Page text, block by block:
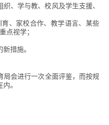
、学与教、校风及学生支援、
、家校合作、教学语言、某些
点视学；
措施。
局会进行一次全面评鉴，而按规
。